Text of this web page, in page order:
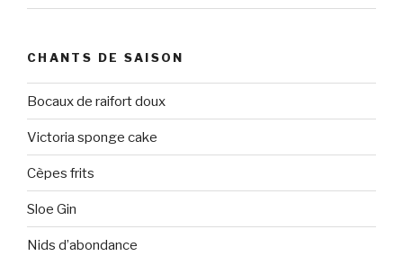
CHANTS DE SAISON
Bocaux de raifort doux
Victoria sponge cake
Cèpes frits
Sloe Gin
Nids d’abondance